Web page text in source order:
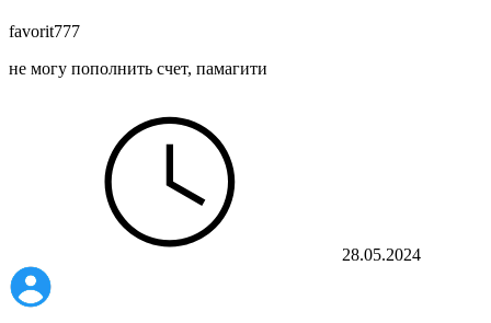
favorit777
не могу пополнить счет, памагити
28.05.2024